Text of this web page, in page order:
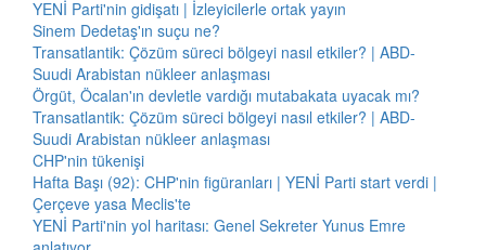
YENİ Parti'nin gidişatı | İzleyicilerle ortak yayın
Sinem Dedetaş'ın suçu ne?
Transatlantik: Çözüm süreci bölgeyi nasıl etkiler? | ABD-
Suudi Arabistan nükleer anlaşması
Örgüt, Öcalan'ın devletle vardığı mutabakata uyacak mı?
Transatlantik: Çözüm süreci bölgeyi nasıl etkiler? | ABD-
Suudi Arabistan nükleer anlaşması
CHP'nin tükenişi
Hafta Başı (92): CHP'nin figüranları | YENİ Parti start verdi |
Çerçeve yasa Meclis'te
YENİ Parti'nin yol haritası: Genel Sekreter Yunus Emre